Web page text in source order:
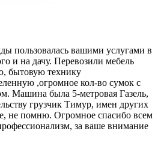
пользовалась вашими услугами в
и на дачу. Перевозили мебель
бытовую технику
,огромное кол-во сумок с
Машина была 5-метровая Газель,
грузчик Тимур, имен других
не помню. Огромное спасибо всем
за ваше внимание